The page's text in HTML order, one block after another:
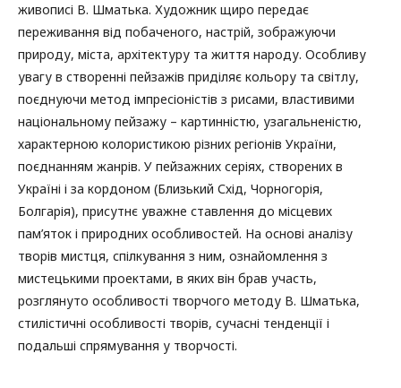
живописі В. Шматька. Художник щиро передає
переживання від побаченого, настрій, зображуючи
природу, міста, архітектуру та життя народу. Особливу
увагу в створенні пейзажів приділяє кольору та світлу,
поєднуючи метод імпресіоністів з рисами, властивими
національному пейзажу – картинністю, узагальненістю,
характерною колористикою різних регіонів України,
поєднанням жанрів. У пейзажних серіях, створених в
Україні і за кордоном (Близький Схід, Чорногорія,
Болгарія), присутнє уважне ставлення до місцевих
пам’яток і природних особливостей. На основі аналізу
творів мистця, спілкування з ним, ознайомлення з
мистецькими проектами, в яких він брав участь,
розглянуто особливості творчого методу В. Шматька,
стилістичні особливості творів, сучасні тенденції і
подальші спрямування у творчості.